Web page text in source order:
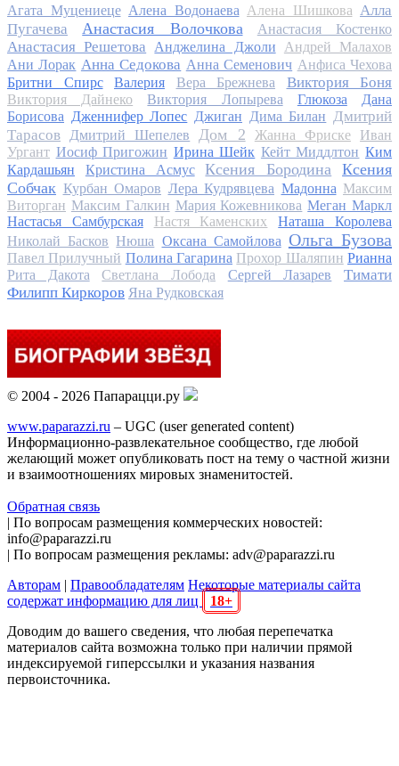
Агата Муцениеце Алена Водонаева Алена Шишкова Алла
Пугачева
Анастасия Волочкова Анастасия Костенко
Анастасия Решетова Анджелина Джоли
Андрей Малахов
Ани Лорак Анна Седокова Анна Семенович Анфиса Чехова
Бритни Спирс
Валерия Вера Брежнева Виктория Боня
Виктория Дайнеко Виктория Лопырева Глюкоза
Дана
Борисова Дженнифер Лопес Джиган Дима Билан Дмитрий
Тарасов
Дмитрий Шепелев Дом 2 Жанна Фриске
Иван
Ургант Иосиф Пригожин Ирина Шейк Кейт Миддлтон Ким
Кардашьян
Кристина Асмус Ксения Бородина
Ксения
Собчак Курбан Омаров Лера Кудрявцева Мадонна Максим
Виторган Максим Галкин Мария Кожевникова Меган Маркл
Настасья Самбурская
Настя Каменских
Наташа Королева
Николай Басков Нюша Оксана Самойлова Ольга Бузова
Павел Прилучный Полина Гагарина Прохор Шаляпин Рианна
Рита Дакота
Светлана Лобода Сергей Лазарев
Тимати
Филипп Киркоров Яна Рудковская
© 2004 - 2026 Папарацци.ру
www.paparazzi.ru – UGC (user generated content)
Информационно-развлекательное сообщество, где любой
желающий может опубликовать пост на тему о частной жизни
и взаимоотношениях мировых знаменитостей.
Обратная связь
| По вопросам размещения коммерческих новостей:
info@paparazzi.ru
| По вопросам размещения рекламы: adv@paparazzi.ru
Авторам | Правообладателям Некоторые материалы сайта
содержат информацию для лиц
18+
Доводим до вашего сведения, что любая перепечатка
материалов сайта возможна только при наличии прямой
индексируемой гиперссылки и указания названия
первоисточника.